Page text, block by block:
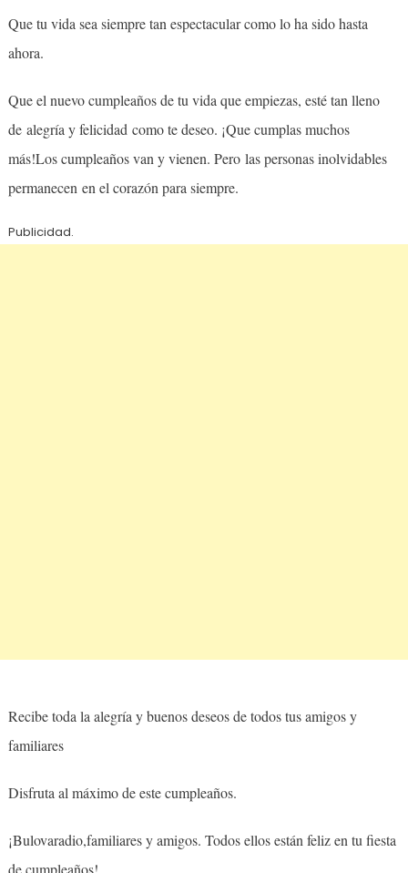
Que tu vida sea siempre tan espectacular como lo ha sido hasta
ahora.
Que el nuevo cumpleaños de tu vida que empiezas, esté tan lleno
de alegría y felicidad como te deseo. ¡Que cumplas muchos
más!Los cumpleaños van y vienen. Pero las personas inolvidables
permanecen en el corazón para siempre.
Publicidad.
Recibe toda la alegría y buenos deseos de todos tus amigos y
familiares
Disfruta al máximo de este cumpleaños.
¡Bulovaradio,familiares y amigos. Todos ellos están feliz en tu fiesta
de cumpleaños!